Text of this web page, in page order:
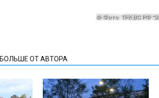
БОЛЬШЕ ОТ АВТОРА